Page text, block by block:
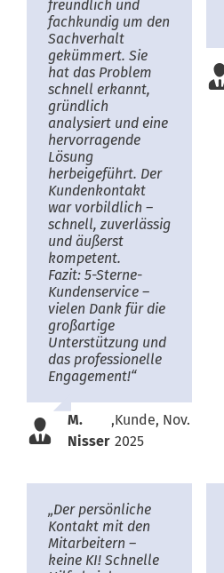
freundlich und
fachkundig um den
Sachverhalt
gekümmert. Sie
hat das Problem
schnell erkannt,
gründlich
analysiert und eine
hervorragende
Lösung
herbeigeführt. Der
Kundenkontakt
war vorbildlich –
schnell, zuverlässig
und äußerst
kompetent.
Fazit: 5-Sterne-
Kundenservice –
vielen Dank für die
großartige
Unterstützung und
das professionelle
Engagement!“
M.
Nisser
,Kunde, Nov.
2025
„Der persönliche
Kontakt mit den
Mitarbeitern –
keine KI! Schnelle